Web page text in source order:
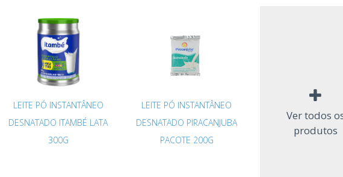
LEITE PÓ INSTANTÂNEO
DESNATADO ITAMBÉ LATA
300G
LEITE PÓ INSTANTÂNEO
DESNATADO PIRACANJUBA
PACOTE 200G
Ver todos
produtos